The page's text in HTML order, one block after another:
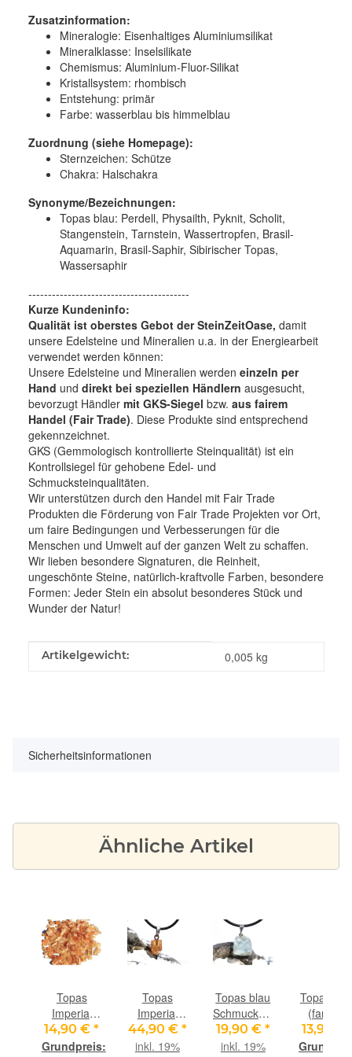
Zusatzinformation:
Mineralogie: Eisenhaltiges Aluminiumsilikat
Mineralklasse: Inselsilikate
Chemismus: Aluminium-Fluor-Silikat
Kristallsystem: rhombisch
Entstehung: primär
Farbe: wasserblau bis himmelblau
Zuordnung (siehe Homepage):
Sternzeichen: Schütze
Chakra: Halschakra
Synonyme/Bezeichnungen:
Topas blau: Perdell, Physailth, Pyknit, Scholit,
Stangenstein, Tarnstein, Wassertropfen, Brasil-
Aquamarin, Brasil-Saphir, Sibirischer Topas,
Wassersaphir
-----------------------------------------
Kurze Kundeninfo:
Qualität ist oberstes Gebot der SteinZeitOase, damit
unsere Edelsteine und Mineralien u.a. in der Energiearbeit
verwendet werden können:
Unsere Edelsteine und Mineralien werden einzeln per
Hand und direkt bei speziellen Händlern ausgesucht,
bevorzugt Händler mit GKS-Siegel bzw. aus fairem
Handel (Fair Trade). Diese Produkte sind entsprechend
gekennzeichnet.
GKS (Gemmologisch kontrollierte Steinqualität) ist ein
Kontrollsiegel für gehobene Edel- und
Schmucksteinqualitäten.
Wir unterstützen durch den Handel mit Fair Trade
Produkten die Förderung von Fair Trade Projekten vor Ort,
um faire Bedingungen und Verbesserungen für die
Menschen und Umwelt auf der ganzen Welt zu schaffen.
Wir lieben besondere Signaturen, die Reinheit,
ungeschönte Steine, natürlich-kraftvolle Farben, besondere
Formen: Jeder Stein ein absolut besonderes Stück und
Wunder der Natur!
Produkteigenschaft
Wert
Artikelgewicht: 0,005 kg
Sicherheitsinformationen
Ähnliche Artikel
Topas
Imperial
natur
(Goldtopas)
14,90 €*
Topas
Imperial
(Goldtopas)
Kristall
44,90 € *
inkl. 19%
Topas blau
Schmuckstein
/
Trommelstein
19,90 € *
inkl. 19%
Topas
(farblos)
mini -
13,90 €